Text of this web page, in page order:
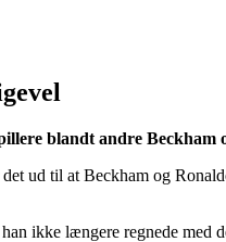
blandt andre
ud til at Beckham og
ikke længere regnede med